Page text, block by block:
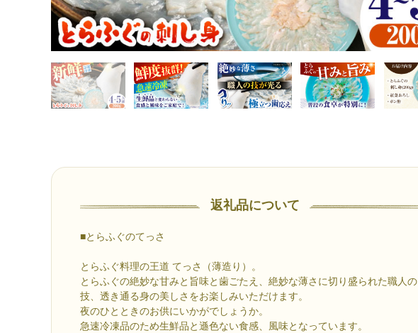
返礼品について
■とらふぐのてっさ
とらふぐ料理の王道 てっさ（薄造り）。
とらふぐの絶妙な甘みと旨味と歯ごたえ、絶妙な薄さに切り盛られた職人の
技、透き通る身の美しさをお楽しみいただけます。
夜のひとときのお供にいかがでしょうか。
急速冷凍品のため生鮮品と遜色ない食感、風味となっています。